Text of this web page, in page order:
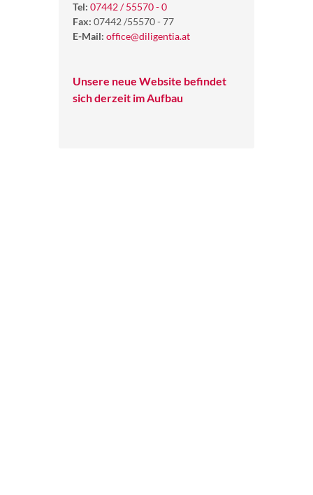
Tel: 07442 / 55570 - 0
Fax: 07442 /55570 - 77
E-Mail: office@diligentia.at
Unsere neue Website befindet
sich derzeit im Aufbau